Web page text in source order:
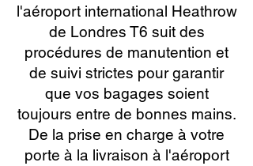
l'aéroport international Heathrow
de Londres T6 suit des
procédures de manutention et
de suivi strictes pour garantir
que vos bagages soient
toujours entre de bonnes mains.
De la prise en charge à votre
porte à la livraison à l'aéroport